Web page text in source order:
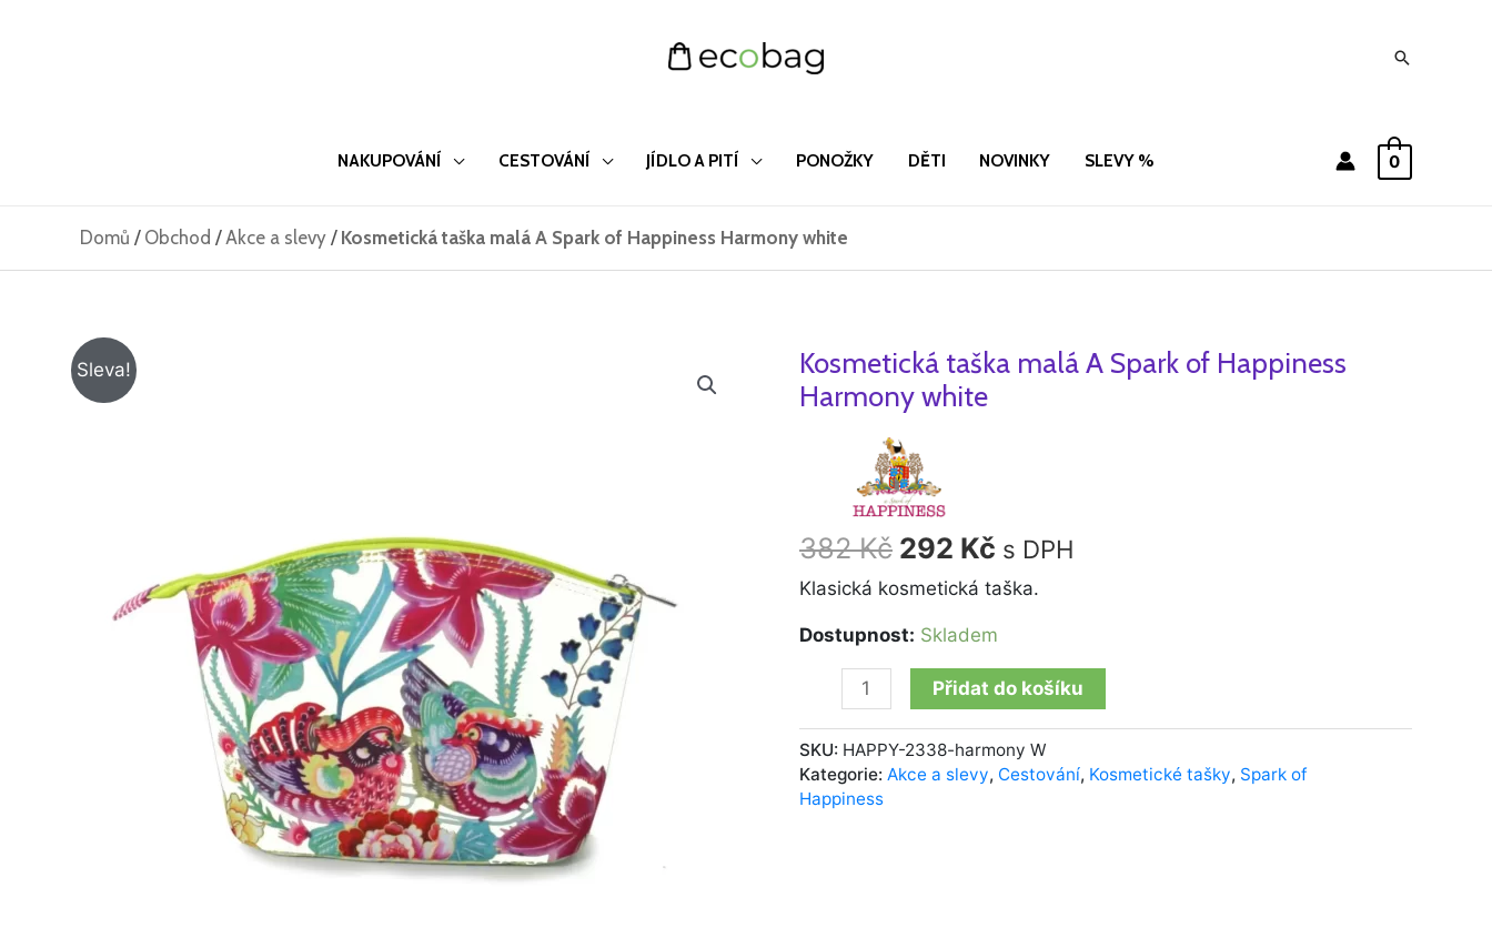
Hledat
NAKUPOVÁNÍ CESTOVÁNÍ JÍDLO A PITÍ PONOŽKY DĚTI NOVINKY SLEVY % 0
Domů / Obchod /Akce a slevy / Kosmetická taška malá A Spark of Happiness Harmony white
Sleva!
Kosmetická taška malá A Spark of Happiness
Harmony white
382Kč
Původní
cena
byla:
382 Kč.
292 Kč
Aktuální
s DPH
Klasická kosmetická taška.
Dostupnost: Skladem
Kosmetická
taška
Harmony
white
Přidat do košíku
SKU: HAPPY-2338-harmony W
Kategorie: Akce a slevy, Cestování, Kosmetické tašky, Spark of
Happiness